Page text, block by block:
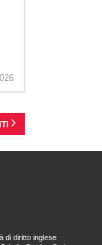
fino a
di diritto inglese